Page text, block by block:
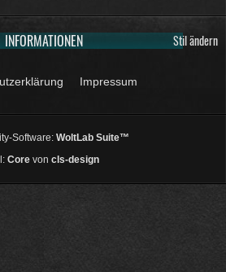
Stil ändern
INFORMATIONEN
Impressum
Software: WoltLab Suite™
Core von cls-design